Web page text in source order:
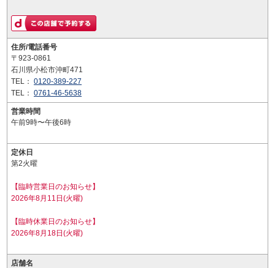
住所/電話番号
〒923-0861
石川県小松市沖町471
TEL： 0120-389-227
TEL： 0761-46-5638
営業時間
午前9時〜午後6時
定休日
第2火曜
【臨時営業日のお知らせ】
2026年8月11日(火曜)
【臨時休業日のお知らせ】
2026年8月18日(火曜)
店舗名